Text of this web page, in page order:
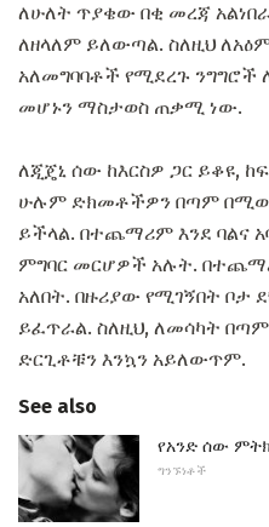
ለሁለት ጥያቄው በቂ መረጃ
ለዘላለም ይለውጣል. ስለዚህ
አለመግባባቶች የሚደረጉ
መሆኑን ማስታወስ ጠቃሚ ነው.
ለጂጄኒ ሰው ከእርስዎ ጋር ይቆዩ,
ሁሉም ድክመቶችዎን በጣም
ይችላል. በተጨማሪም እንደ ባልና
ምግባር መርሆዎች አሉት.
አለበት. በዙሪያው የሚገኝበት ቦታ
ይፈጥራል. ስለዚህ, ለመሳካት
ድርጊቶቹን እንኳን አይለውጥም.
See also
የአንድ ሰው
ግንኙነቶች